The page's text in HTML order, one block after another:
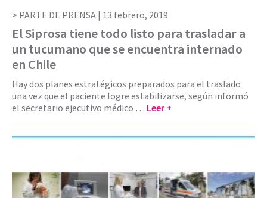
PARTE DE PRENSA | 13 febrero, 2019
El Siprosa tiene todo listo para trasladar a
un tucumano que se encuentra internado
en Chile
Hay dos planes estratégicos preparados para el traslado
una vez que el paciente logre estabilizarse, según informó
el secretario ejecutivo médico … Leer +